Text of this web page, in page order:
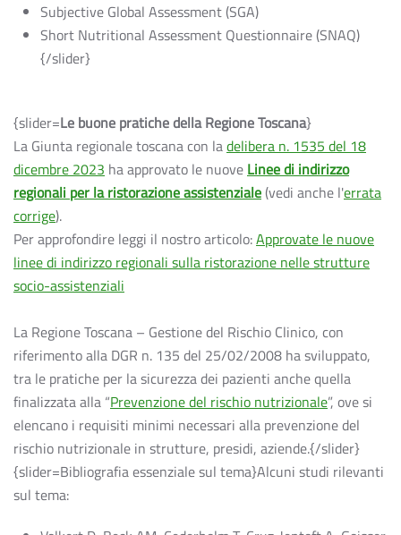
Subjective Global Assessment (SGA)
Short Nutritional Assessment Questionnaire (SNAQ)
{/slider}
{slider=Le buone pratiche della Regione Toscana}
La Giunta regionale toscana con ladelibera n. 1535 del 18
dicembre 2023 ha approvato le nuove Linee di indirizzo
regionali per la ristorazione assistenziale(vedi anche l'errata
corrige).
Per approfondire leggi il nostro articolo:Approvate le nuove
linee di indirizzo regionali sulla ristorazione nelle strutture
socio-assistenziali
La Regione Toscana – Gestione del Rischio Clinico, con
riferimento alla DGR n. 135 del 25/02/2008 ha sviluppato,
tra le pratiche per la sicurezza dei pazienti anche quella
finalizzata alla “Prevenzione del rischio nutrizionale”, ove si
elencano i requisiti minimi necessari alla prevenzione del
rischio nutrizionale in strutture, presidi, aziende.{/slider}
{slider=Bibliografia essenziale sul tema}Alcuni studi rilevanti
sul tema: